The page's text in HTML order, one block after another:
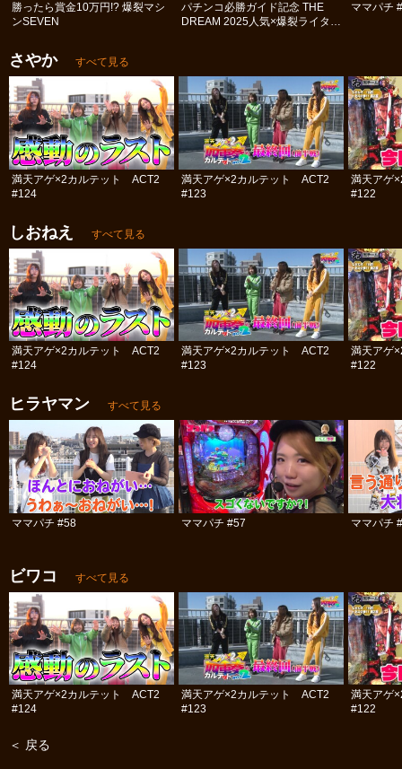
勝ったら賞金10万円!? 爆裂マシ
ンSEVEN
パチンコ必勝ガイド記念 THE
DREAM 2025人気×爆裂ライター
ママパチ
さやか すべて見る
満天アゲ×2カルテット ACT2
#124
満天アゲ×2カルテット ACT2
#123
満天アゲ
#122
しおねえ すべて見る
満天アゲ×2カルテット ACT2
#124
満天アゲ×2カルテット ACT2
#123
満天アゲ
#122
ヒラヤマン すべて見る
ママパチ #58 ママパチ #57 ママパチ
ビワコ すべて見る
満天アゲ×2カルテット ACT2
#124
満天アゲ×2カルテット ACT2
#123
満天アゲ
#122
＜ 戻る